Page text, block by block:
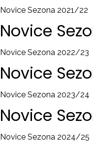
Novice Sezona 2021/22
Novice
Novice Sezona 2022/23
Novice
Novice Sezona 2023/24
Novice
Novice Sezona 2024/25